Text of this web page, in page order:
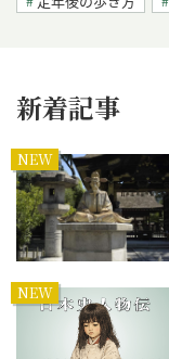
新着記事
NEW
NEW